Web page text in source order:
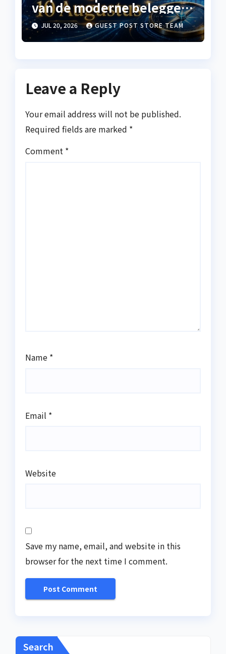
van de moderne belegger
aan stabiele groei met
behulp van artificiële
intelligentie,
JUL 20, 2026 GUEST POST STORE TEAM
Leave a Reply
Your email address will not be published.
Required fields are marked *
Comment *
Name *
Email *
Website
Save my name, email, and website in this
browser for the next time I comment.
Search